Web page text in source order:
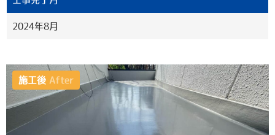
2024年8月
施工後 After